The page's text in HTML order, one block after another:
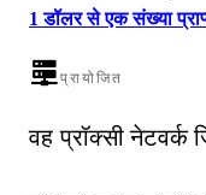
1 डॉलर से एक संख्या
प्रायोजित
वह प्रॉक्सी